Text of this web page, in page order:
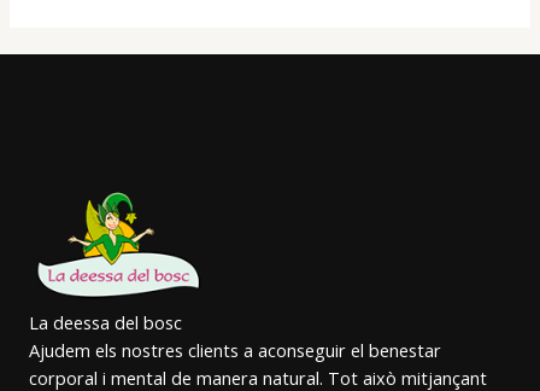
La deessa del bosc
Ajudem els nostres clients a aconseguir el benestar
corporal i mental de manera natural. Tot això mitjançant